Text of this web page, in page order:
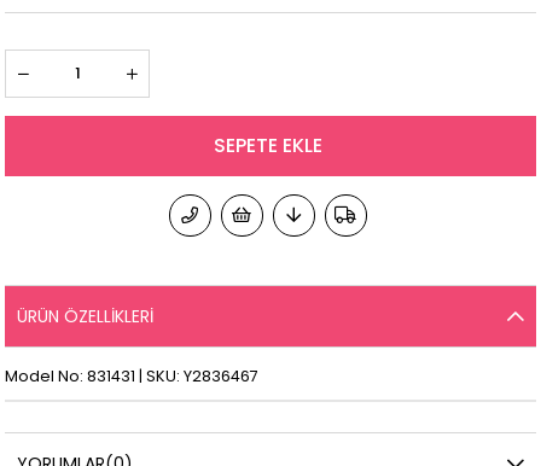
ÜRÜN ÖZELLIKLERI
Model No: 831431 | SKU: Y2836467